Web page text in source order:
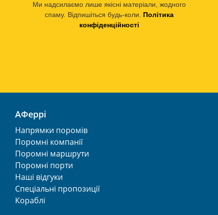
Ми надсилаємо лише якісні матеріали, жодного
спаму. Відпишіться будь-коли. Політика
конфіденційності
АФеррі
Напрямки поромів
Поромні компанії
Поромні маршрути
Поромні порти
Наші відгуки
Спеціальні пропозиції
Кораблі